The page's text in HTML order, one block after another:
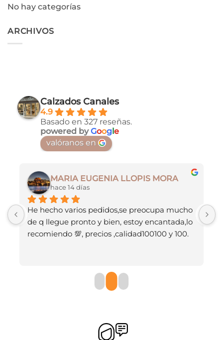
No hay categorías
ARCHIVOS
Calzados Canales
4.9
Basado en 327 reseñas.
powered byGoogle
valóranos en
MARIA EUGENIA LLOPIS MORA
hace 14 días
He hecho varios pedidos,se preocupa mucho
de q llegue pronto y bien, estoy encantada,lo
recomiendo 💯, precios ,calidad100100 y 100.